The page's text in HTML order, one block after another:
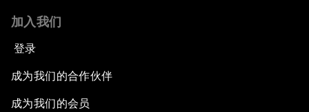
加入我们
登录
成为我们的合作伙伴
成为我们的会员